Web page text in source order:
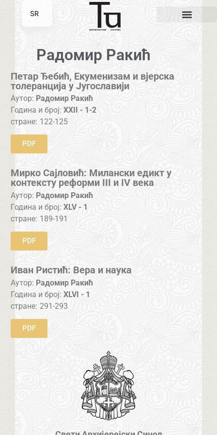
Радомир Ракић
Петар Ђебић, Екуменизам и вјерска
толеранција у Југославији
Аутор: Радомир Ракић
Година и број:XXII - 1-2
стране: 122-125
PDF
Мирко Сајловић: Милански едикт у
контексту реформи III и IV века
Аутор: Радомир Ракић
Година и број:XLV - 1
стране: 189-191
PDF
Иван Ристић: Вера и наука
Аутор: Радомир Ракић
Година и број:XLVI - 1
стране: 291-293
PDF
SR
EN